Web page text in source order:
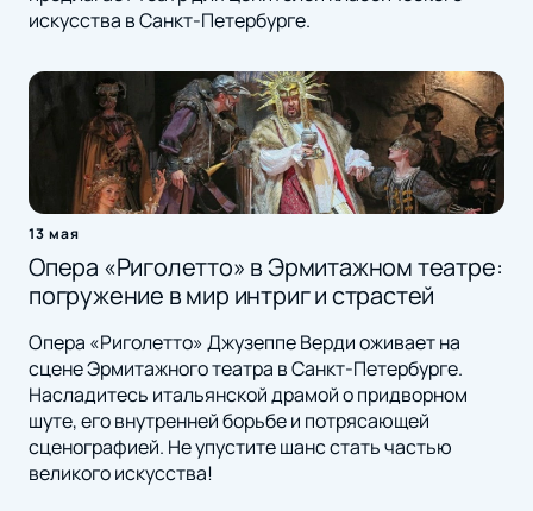
искусства в Санкт-Петербурге.
13 мая
Опера «Риголетто» в Эрмитажном театре:
погружение в мир интриг и страстей
Опера «Риголетто» Джузеппе Верди оживает на
сцене Эрмитажного театра в Санкт-Петербурге.
Насладитесь итальянской драмой о придворном
шуте, его внутренней борьбе и потрясающей
сценографией. Не упустите шанс стать частью
великого искусства!